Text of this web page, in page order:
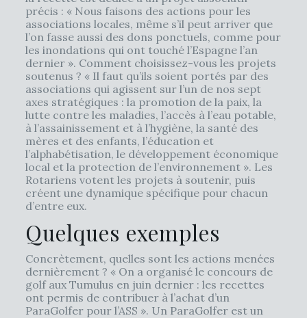
précis : « Nous faisons des actions pour les
associations locales, même s’il peut arriver que
l’on fasse aussi des dons ponctuels, comme pour
les inondations qui ont touché l’Espagne l’an
dernier ». Comment choisissez-vous les projets
soutenus ? « Il faut qu’ils soient portés par des
associations qui agissent sur l’un de nos sept
axes stratégiques : la promotion de la paix, la
lutte contre les maladies, l’accès à l’eau potable,
à l’assainissement et à l’hygiène, la santé des
mères et des enfants, l’éducation et
l’alphabétisation, le développement économique
local et la protection de l’environnement ». Les
Rotariens votent les projets à soutenir, puis
créent une dynamique spécifique pour chacun
d’entre eux.
Quelques exemples
Concrètement, quelles sont les actions menées
dernièrement ? « On a organisé le concours de
golf aux Tumulus en juin dernier : les recettes
ont permis de contribuer à l’achat d’un
ParaGolfer pour l’ASS ». Un ParaGolfer est un